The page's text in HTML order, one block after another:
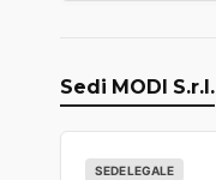
Sedi MODI S.r.l.
SEDE LEGALE